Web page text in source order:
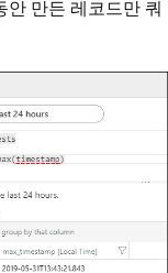
만든 레코드만 쿼